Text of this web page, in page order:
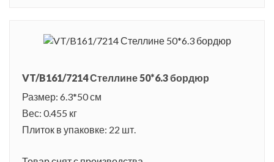
VT/B161/7214 Стеллине 50*6.3 бордюр
Размер: 6.3*50 см
Вес: 0.455 кг
Плиток в упаковке: 22 шт.